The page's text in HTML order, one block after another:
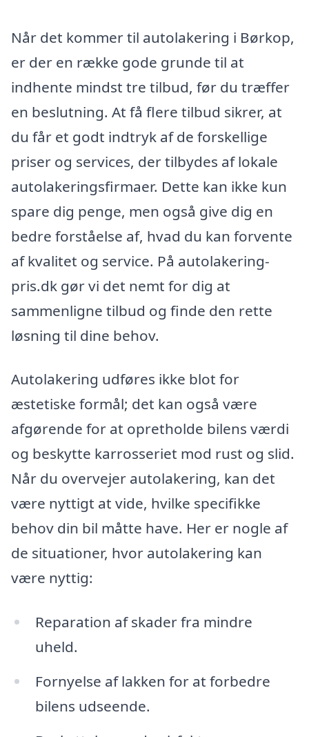
Når det kommer til autolakering i Børkop,
er der en række gode grunde til at
indhente mindst tre tilbud, før du træffer
en beslutning. At få flere tilbud sikrer, at
du får et godt indtryk af de forskellige
priser og services, der tilbydes af lokale
autolakeringsfirmaer. Dette kan ikke kun
spare dig penge, men også give dig en
bedre forståelse af, hvad du kan forvente
af kvalitet og service. På autolakering-
pris.dk gør vi det nemt for dig at
sammenligne tilbud og finde den rette
løsning til dine behov.
Autolakering udføres ikke blot for
æstetiske formål; det kan også være
afgørende for at opretholde bilens værdi
og beskytte karrosseriet mod rust og slid.
Når du overvejer autolakering, kan det
være nyttigt at vide, hvilke specifikke
behov din bil måtte have. Her er nogle af
de situationer, hvor autolakering kan
være nyttig:
Reparation af skader fra mindre
uheld.
Fornyelse af lakken for at forbedre
bilens udseende.